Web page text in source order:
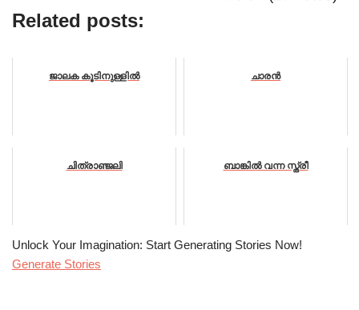
Related posts:
ജാലക കൂടിനുള്ളിൽ ചാരൻ
ചിത്രാഞ്ജലി ബാങ്കിൽ വന്ന സ്ത്രീ
Unlock Your Imagination: Start Generating Stories Now!
Generate Stories